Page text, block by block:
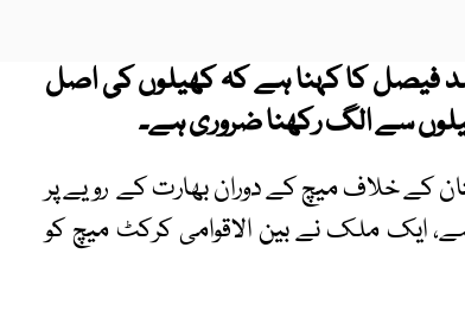
فیصل کا کہنا ہے کہ کھیلوں کی اصل
سے الگ رکھنا ضروری ہے۔
کے خلاف میچ کے دوران بھارت کے رویے پر
ایک ملک نے بین الاقوامی کرکٹ میچ کو